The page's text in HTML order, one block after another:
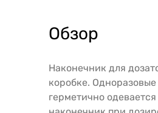
Обзор
Наконечник для
коробке.
герметично